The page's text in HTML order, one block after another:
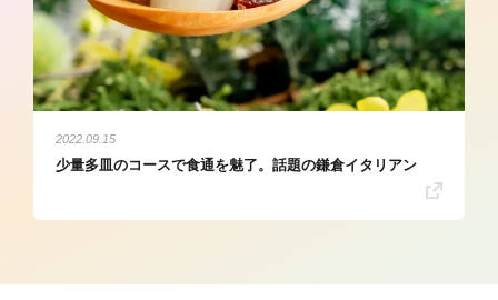
2022.09.15
少量多皿のコースで食通を魅了。話題の鎌倉イタリアン